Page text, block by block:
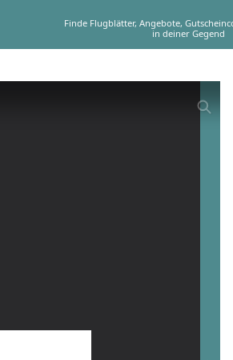
Finde Flugblätter, Angebote,
in deiner Gegend